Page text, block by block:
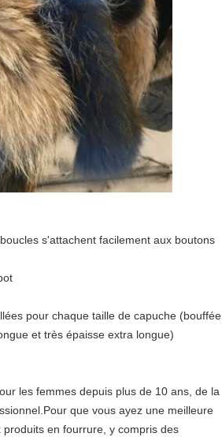
s'attachent facilement aux boutons
pour chaque taille de capuche (bouffée,
et très épaisse extra longue)
les femmes depuis plus de 10 ans, de la
que vous ayez une meilleure
en fourrure, y compris des